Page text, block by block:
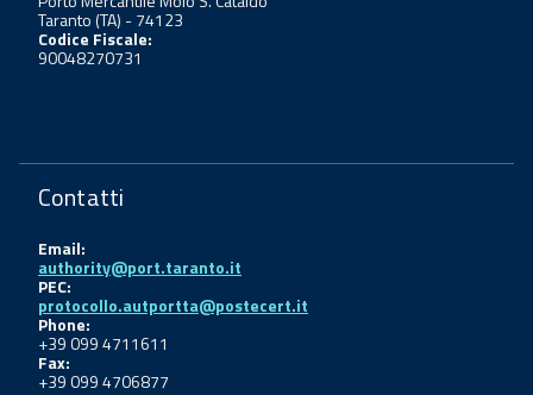
Taranto (TA) - 74123
Codice Fiscale:
90048270731
Contatti
Email:
authority@port.taranto.it
PEC:
protocollo.autportta@postecert.it
Phone:
+39 099 4711611
Fax:
+39 099 4706877